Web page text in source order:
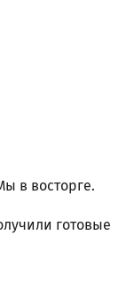
в восторге.
готовые